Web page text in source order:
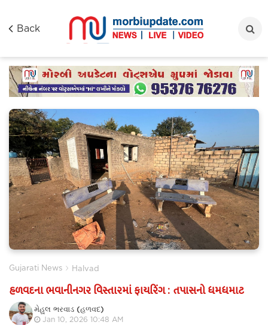
Back
Gujarati News › Halvad
હળવદના ભવાનીનગર વિસ્તારમાં ફાયરિંગ : તપાસનો ધમધમાટ
મેહુલ ભરવાડ (હળવદ)
Jan 10, 2026 10:48 AM